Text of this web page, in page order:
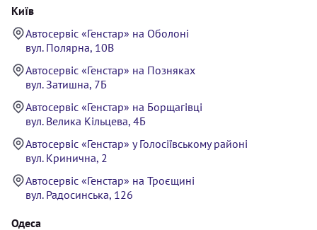
Київ
Автосервіс «Генстар» на Оболоні
вул. Полярна, 10В
Автосервіс «Генстар» на Позняках
вул. Затишна, 7Б
Автосервіс «Генстар» на Борщагівці
вул. Велика Кільцева, 4Б
Автосервіс «Генстар» у Голосіївському районі
вул. Кринична, 2
Автосервіс «Генстар» на Троєщині
вул. Радосинська, 126
Одеса